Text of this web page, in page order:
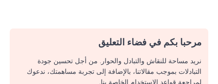
مرحبا بكم في فضاء التعليق
نريد مساحة للنقاش والتبادل والحوار. من أجل تحسين جودة
التبادلات بموجب مقالاتنا، بالإضافة إلى تجربة مساهمتك، ندعوك
لمراجعة قواعد الاستخدام الخاصة بنا.